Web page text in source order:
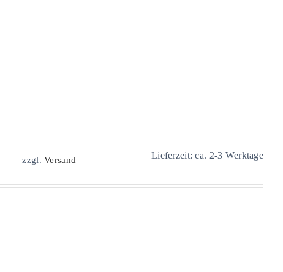
zzgl.Versand Lieferzeit: ca. 2-3 Werktage